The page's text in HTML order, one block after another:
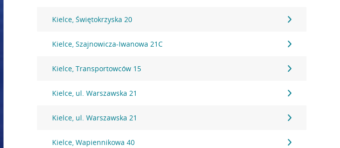
Kielce, Świętokrzyska 20
Kielce, Szajnowicza-Iwanowa 21C
Kielce, Transportowców 15
Kielce, ul. Warszawska 21
Kielce, ul. Warszawska 21
Kielce, Wapiennikowa 40